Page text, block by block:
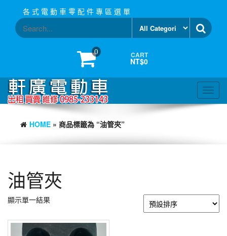
content
各 式 電 動 車 零 配 件 專 區 選 單
0 CART
NT$0
HOME » 商品標籤為 “油管夾”
油管夾
顯示單一結果